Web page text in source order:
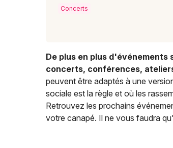
Concerts
De plus en plus
concerts, conférences,
peuvent être adaptés à une
sociale est la règle et où les
Retrouvez les prochains
votre canapé. Il ne vous faudra